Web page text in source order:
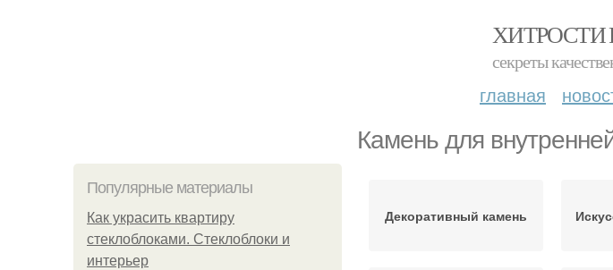
ХИТРОСТИ
секреты
главная
Камень для
Популярные материалы
Как украсить квартиру
стеклоблоками. Стеклоблоки и
интерьер
Декоративный камень